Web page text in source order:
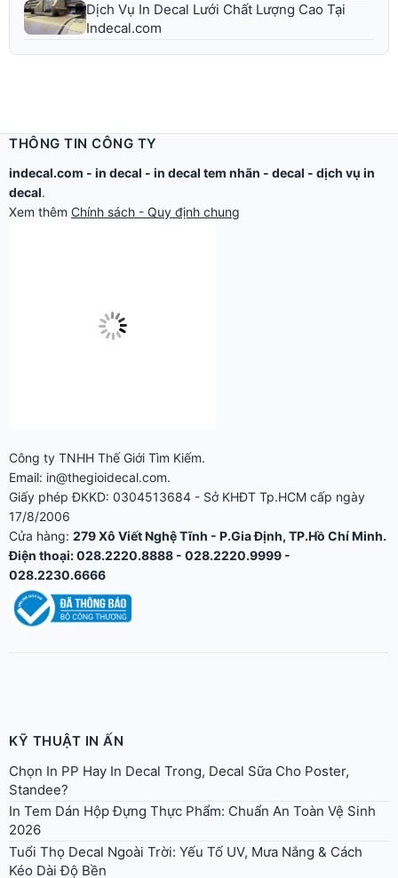
Dịch Vụ In Decal Lưới Chất Lượng Cao Tại
Indecal.com
Chính sách - Quy định chung
17/8/2006
Cửa hàng:279 Xô Viết Nghệ Tĩnh - P.Gia Định, TP.Hồ Chí Minh.
Điện thoại: 028.2220.8888 - 028.2220.9999 -
028.2230.6666
Standee?
In Tem Dán Hộp Đựng Thực Phẩm: Chuẩn An Toàn Vệ Sinh
2026
Tuổi Thọ Decal Ngoài Trời: Yếu Tố UV, Mưa Nắng & Cách
Kéo Dài Độ Bền
Tư Vấn In Decal Tem Nhãn 2026: Chọn Đúng Chất Liệu, Tiết
Kiệm 30% Chi Phí
Decal Dán Kính: Mờ Frosted, Một Chiều, Trang Trí Văn